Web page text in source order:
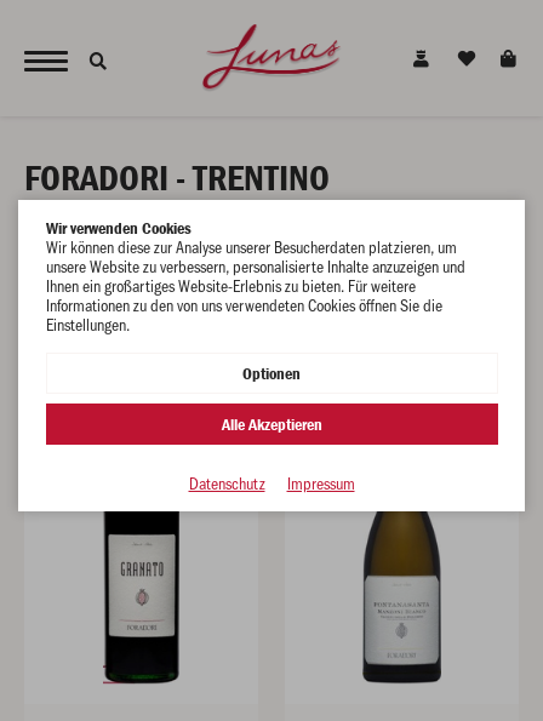
FORADORI - TRENTINO
Filtern
Wir verwenden Cookies
Wir können diese zur Analyse unserer Besucherdaten platzieren, um
unsere Website zu verbessern, personalisierte Inhalte anzuzeigen und
Ihnen ein großartiges Website-Erlebnis zu bieten. Für weitere
Informationen zu den von uns verwendeten Cookies öffnen Sie die
Einstellungen.
Optionen
Alle Akzeptieren
Datenschutz Impressum